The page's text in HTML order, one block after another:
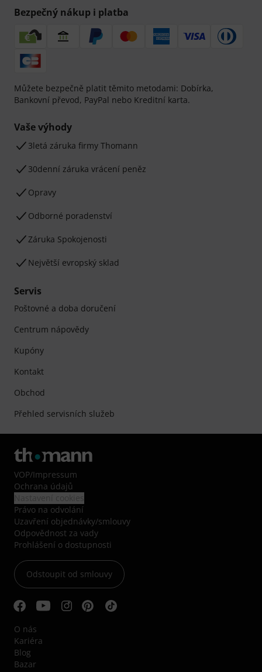
Bezpečný nákup i platba
Můžete bezpečně platit těmito metodami: Dobírka,
Bankovní převod, PayPal nebo Kreditní karta.
Vaše výhody
3letá záruka firmy Thomann
30denní záruka vrácení peněz
Opravy
Odborné poradenství
Záruka Spokojenosti
Největší evropský sklad
Servis
Poštovné a doba doručení
Centrum nápovědy
Kupóny
Kontakt
Obchod
Přehled servisních služeb
VOP/Impressum
Ochrana údajů
Právo na odvolání
Uzavření objednávky/smlouvy
Odpovědnost za vady
Prohlášení o dostupnosti
Odstoupit od smlouvy
O nás
Kariéra
Blog
Bazar